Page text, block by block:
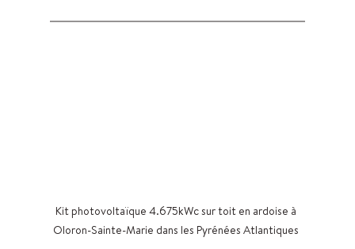
Kit photovoltaïque 4.675kWc sur toit en ardoise à
Oloron-Sainte-Marie dans les Pyrénées Atlantiques